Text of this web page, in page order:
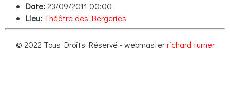
Date:23/09/2011 00:00
Lieu: Théâtre des Bergeries
© 2022 Tous Droits Réservé - webmasterrichard turner